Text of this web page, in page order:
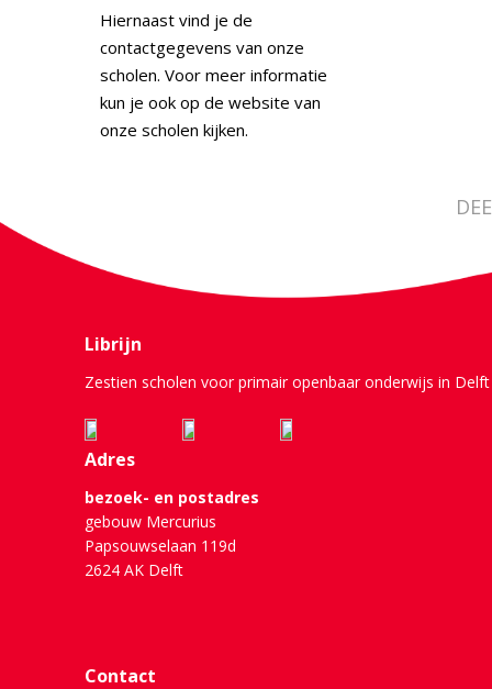
Hiernaast vind je de
contactgegevens van onze
scholen. Voor meer informatie
kun je ook op de website van
onze scholen kijken.
Librijn
Zestien scholen voor primair openbaar onderwijs in
Adres
bezoek- en postadres
gebouw Mercurius
Papsouwselaan 119d
2624 AK Delft
Contact